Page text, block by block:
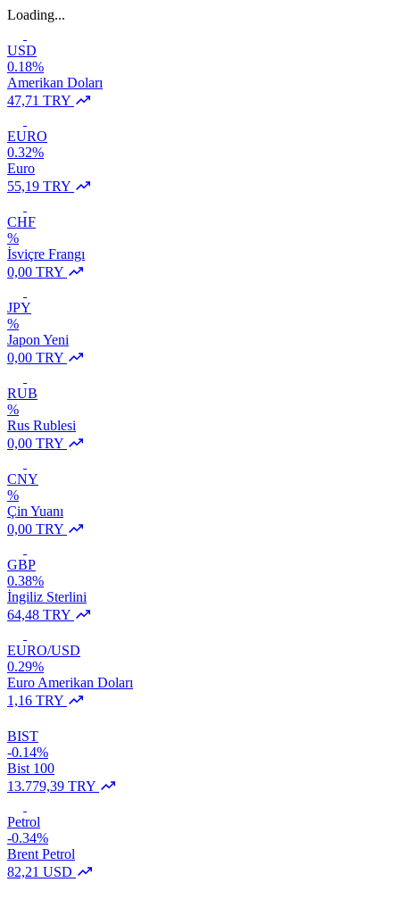
Loading...
USD
0.18%
Amerikan Doları
47,71 TRY
EURO
0.32%
Euro
55,19 TRY
CHF
%
İsviçre Frangı
0,00 TRY
JPY
%
Japon Yeni
0,00 TRY
RUB
%
Rus Rublesi
0,00 TRY
CNY
%
Çin Yuanı
0,00 TRY
GBP
0.38%
İngiliz Sterlini
64,48 TRY
EURO/USD
0.29%
Euro Amerikan Doları
1,16 TRY
BIST
-0.14%
Bist 100
13.779,39 TRY
Petrol
-0.34%
Brent Petrol
82,21 USD